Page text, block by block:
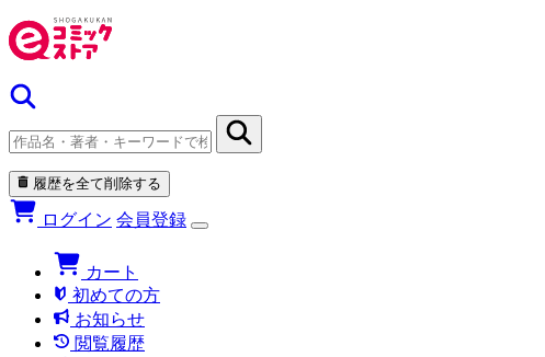
履歴を全て削除する
ログイン 会員登録
カート
初めての方
お知らせ
閲覧履歴